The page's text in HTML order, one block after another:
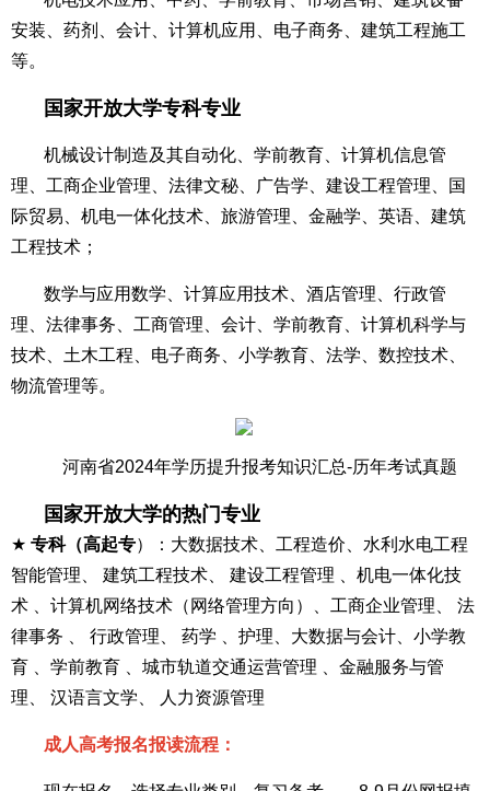
安装、药剂、会计、计算机应用、电子商务、建筑工程施工
等。
国家开放大学专科专业
机械设计制造及其自动化、学前教育、计算机信息管
理、工商企业管理、法律文秘、广告学、建设工程管理、国
际贸易、机电一体化技术、旅游管理、金融学、英语、建筑
工程技术；
数学与应用数学、计算应用技术、酒店管理、行政管
理、法律事务、工商管理、会计、学前教育、计算机科学与
技术、土木工程、电子商务、小学教育、法学、数控技术、
物流管理等。
河南省2024年学历提升报考知识汇总-历年考试真题
国家开放大学的热门专业
★ 专科（高起专）：大数据技术、工程造价、水利水电工程
智能管理、 建筑工程技术、 建设工程管理 、机电一体化技
术 、计算机网络技术（网络管理方向）、工商企业管理、 法
律事务 、 行政管理、 药学 、护理、大数据与会计、小学教
育 、学前教育 、城市轨道交通运营管理 、金融服务与管
理、 汉语言文学、 人力资源管理
成人高考报名报读流程：